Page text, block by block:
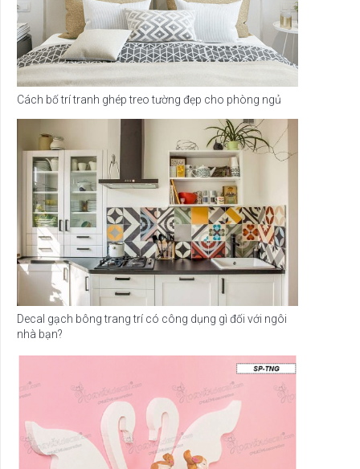
Cách bố trí tranh ghép treo tường đẹp cho phòng ngủ
Decal gạch bông trang trí có công dụng gì đối với ngôi
nhà bạn?